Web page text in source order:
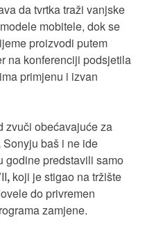
da tvrtka traži vanjske
mobitele, dok se
proizvodi putem
na konferenciji podsjetila
primjenu i izvan
zvuči obećavajuće za
baš i ne ide
godine predstavili samo
, koji je stigao na tržište
do privremen
zamjene.